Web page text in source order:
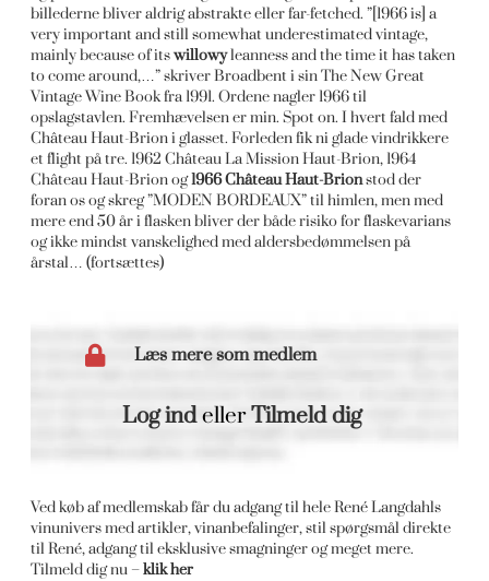
billederne bliver aldrig abstrakte eller far-fetched. ”[1966 is] a
very important and still somewhat underestimated vintage,
mainly because of itswillowyleanness and the time it has taken
to come around,…” skriver Broadbent i sin The New Great
Vintage Wine Book fra 1991. Ordene nagler 1966 til
opslagstavlen. Fremhævelsen er min. Spot on. I hvert fald med
Château Haut-Brion i glasset. Forleden fik ni glade vindrikkere
et flight på tre. 1962 Château La Mission Haut-Brion, 1964
Château Haut-Brion og1966 Château Haut-Brionstod der
foran os og skreg ”MODEN BORDEAUX” til himlen, men med
mere end 50 år i flasken bliver der både risiko for flaskevarians
og ikke mindst vanskelighed med aldersbedømmelsen på
årstal… (fortsættes)
Læs mere som medlem
Log indellerTilmeld dig
Ved køb af medlemskab får du adgang til hele René Langdahls
vinunivers med artikler, vinanbefalinger, stil spørgsmål direkte
til René, adgang til eksklusive smagninger og meget mere.
Tilmeld dig nu –klik her